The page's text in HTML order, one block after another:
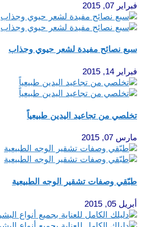
فبراير 07, 2015
سبع نصائح مفيدة لشعر حيوي وجذاب
فبراير 14, 2015
تخلصي من تجاعيد اليدين طبيعياً
مارس 07, 2015
طبّقي وصفات تشقير الوجه الطبيعية
أبريل 05, 2015